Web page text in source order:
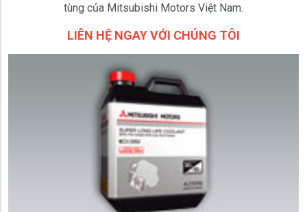
tùng của Mitsubishi Motors Việt Nam.
LIÊN HỆ NGAY VỚI CHÚNG TÔI